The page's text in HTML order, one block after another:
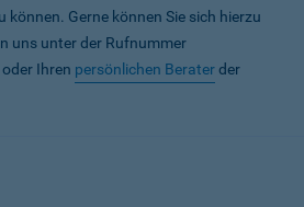
können. Gerne können Sie sich hierzu
uns unter der Rufnummer
Ihren persönlichen Beraterder